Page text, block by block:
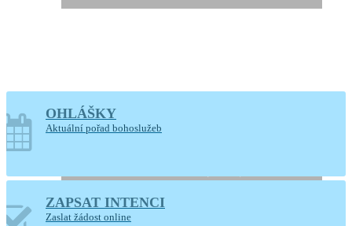
soboty o prázdninách
14-17.30 hodin
Otevřený kostel
OHLÁŠKY
Aktuální pořad bohoslužeb
ZAPSAT INTENCI
Zaslat žádost online